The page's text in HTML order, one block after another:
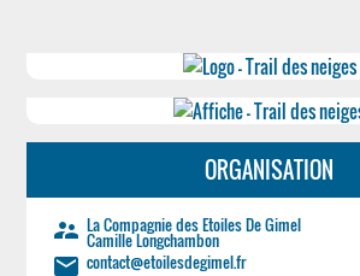
ORGANISATION
supervisor_account La Compagnie des Etoiles De Gimel
Camille Longchambon
email contact@etoilesdegimel.fr